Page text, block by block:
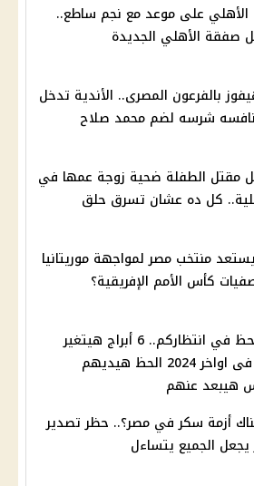
الأهلي على موعد مع نجم ساطع..
صفقة الأهلي الجديدة
بالفرعون المصرى.. الأندية تدخل
شرسه لضم محمد صلاح
مقتل الطفلة ضحية زوجة عمها في
كل ده عشان تسرق حلق
منتخب مصر لمواجهة موريتانيا
كأس الأمم الإفريقية؟
ضربة حظ في انتظاركم.. 6 أبراج هيتغير
حالها فى اواخر 2024 الحظ هيديهم
هيبعد عنهم
أزمة سكر في مصر؟.. حظر تصدير
يجعل الجميع يتساءل